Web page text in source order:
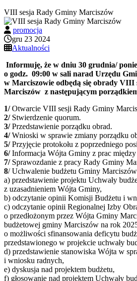
VIII sesja Rady Gminy Marciszów
promocja
gru 23 2024
Aktualności
Informuję, że w dniu 30 grudnia/
o godz. 09:00 w sali narad Urzędu
w Marciszowie odbędą się obrady VIII
Marciszów z następującym
1/Otwarcie VIII sesji Rady Gminy
2/ Stwierdzenie quorum.
3/Przedstawienie porządku obrad.
4/Wnioski w sprawie zmiany porządku
5/Przyjęcie protokołu z poprzedniego
6/Informacja Wójta Gminy z prac między
7/ Sprawozdanie z pracy Rady Gminy
8/ Uchwalenie budżetu Gminy
a) przedstawienie projektu Uchwały
z uzasadnieniem Wójta Gminy,
b) odczytanie opinii Komisji Budżetu i
c) odczytanie opinii Regionalnej Izby
o przedłożonym przez Wójta Gminy
budżetowej gminy Marciszów na rok
o możliwości sfinansowania deficytu
przedstawionego w projekcie uchwały
d) przedstawienie stanowiska Wójta w
i wniosku radnych,
e) dyskusja nad projektem budżetu,
f) głosowanie nad projektem Uchwały